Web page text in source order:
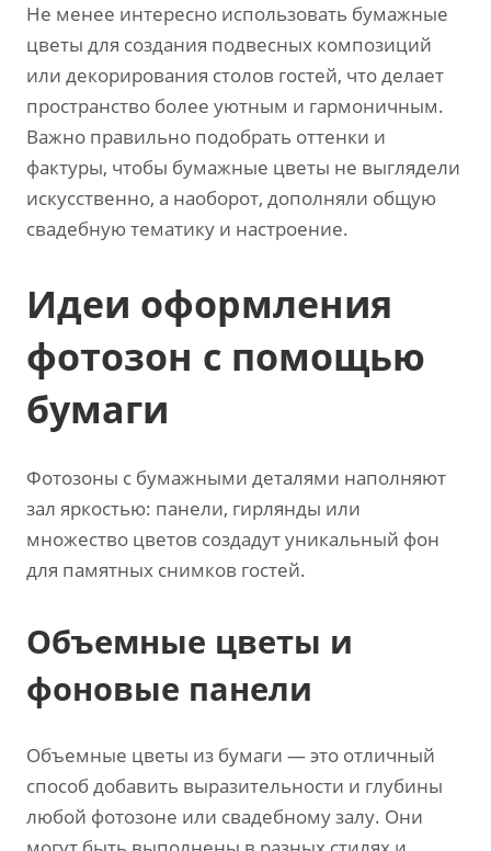
Не менее интересно использовать бумажные
цветы для создания подвесных композиций
или декорирования столов гостей, что делает
пространство более уютным и гармоничным.
Важно правильно подобрать оттенки и
фактуры, чтобы бумажные цветы не выглядели
искусственно, а наоборот, дополняли общую
свадебную тематику и настроение.
Идеи оформления
фотозон с помощью
бумаги
Фотозоны с бумажными деталями наполняют
зал яркостью: панели, гирлянды или
множество цветов создадут уникальный фон
для памятных снимков гостей.
Объемные цветы и
фоновые панели
Объемные цветы из бумаги — это отличный
способ добавить выразительности и глубины
любой фотозоне или свадебному залу. Они